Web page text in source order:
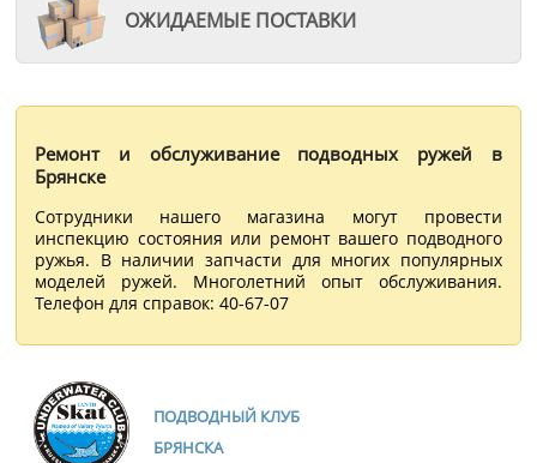
ОЖИДАЕМЫЕ ПОСТАВКИ
Ремонт и обслуживание подводных ружей в
Брянске
Сотрудники нашего магазина могут провести
инспекцию состояния или ремонт вашего подводного
ружья. В наличии запчасти для многих популярных
моделей ружей. Многолетний опыт обслуживания.
Телефон для справок: 40-67-07
ПОДВОДНЫЙ КЛУБ
БРЯНСКА